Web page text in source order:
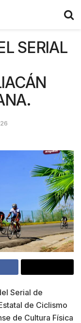
SERIAL
Serial de
de Ciclismo
de Cultura Física